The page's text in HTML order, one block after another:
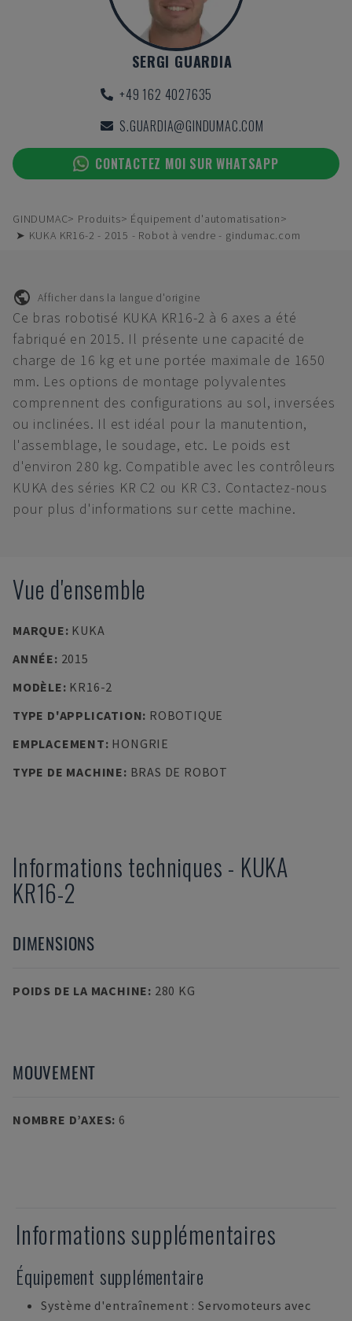
SERGI GUARDIA
+49 162 4027635
S.GUARDIA@GINDUMAC.COM
CONTACTEZ MOI SUR WHATSAPP
GINDUMAC Produits
Équipement d'automatisation
➤ KUKA KR16-2 - 2015 - Robot à vendre - gindumac.com
Afficher dans la langue d'origine
Ce bras robotisé KUKA KR16-2 à 6 axes a été
fabriqué en 2015. Il présente une capacité de
charge de 16 kg et une portée maximale de 1650
mm. Les options de montage polyvalentes
comprennent des configurations au sol, inversées
ou inclinées. Il est idéal pour la manutention,
l'assemblage, le soudage, etc. Le poids est
d'environ 280 kg. Compatible avec les contrôleurs
KUKA des séries KR C2 ou KR C3. Contactez-nous
pour plus d'informations sur cette machine.
Vue d'ensemble
MARQUE: KUKA
ANNÉE: 2015
MODÈLE: KR16-2
TYPE D'APPLICATION: ROBOTIQUE
EMPLACEMENT: HONGRIE
TYPE DE MACHINE: BRAS DE ROBOT
Informations techniques - KUKA
KR16-2
DIMENSIONS
POIDS DE LA MACHINE: 280 KG
MOUVEMENT
NOMBRE D’AXES: 6
Informations supplémentaires
Équipement supplémentaire
Système d'entraînement : Servomoteurs avec